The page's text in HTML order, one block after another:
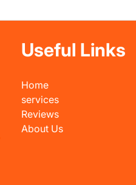
Useful Links
Home
services
Reviews
About Us